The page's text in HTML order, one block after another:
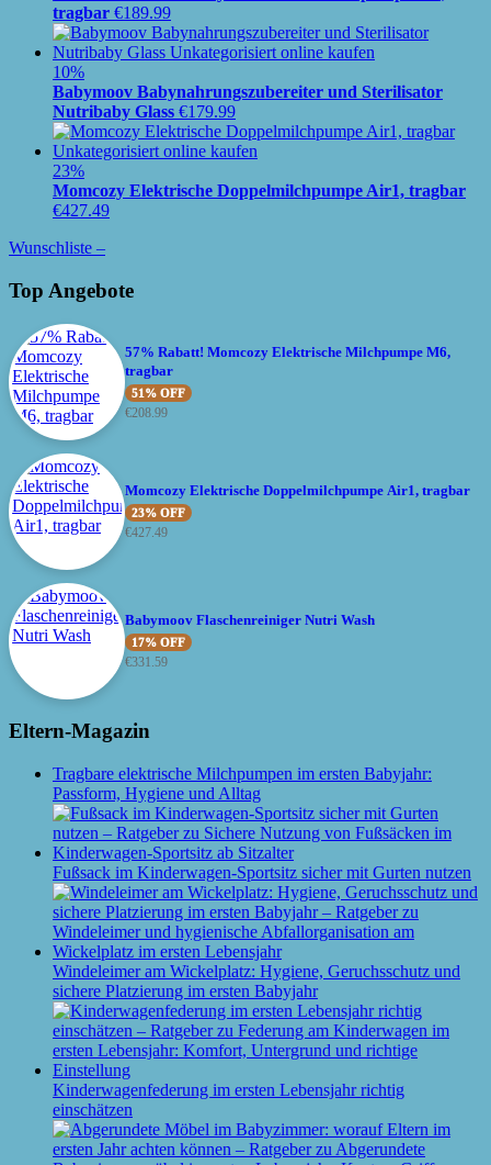
tragbar €189.99
10%
Babymoov Babynahrungszubereiter und Sterilisator
Nutribaby Glass €179.99
23%
Momcozy Elektrische Doppelmilchpumpe Air1, tragbar
€427.49
Wunschliste –
Top Angebote
57% Rabatt! Momcozy Elektrische Milchpumpe M6,
tragbar
51% OFF
€208.99
Momcozy Elektrische Doppelmilchpumpe Air1, tragbar
23% OFF
€427.49
Babymoov Flaschenreiniger Nutri Wash
17% OFF
€331.59
Eltern-Magazin
Tragbare elektrische Milchpumpen im ersten Babyjahr:
Passform, Hygiene und Alltag
Fußsack im Kinderwagen-Sportsitz sicher mit Gurten nutzen
Windeleimer am Wickelplatz: Hygiene, Geruchsschutz und
sichere Platzierung im ersten Babyjahr
Kinderwagenfederung im ersten Lebensjahr richtig
einschätzen